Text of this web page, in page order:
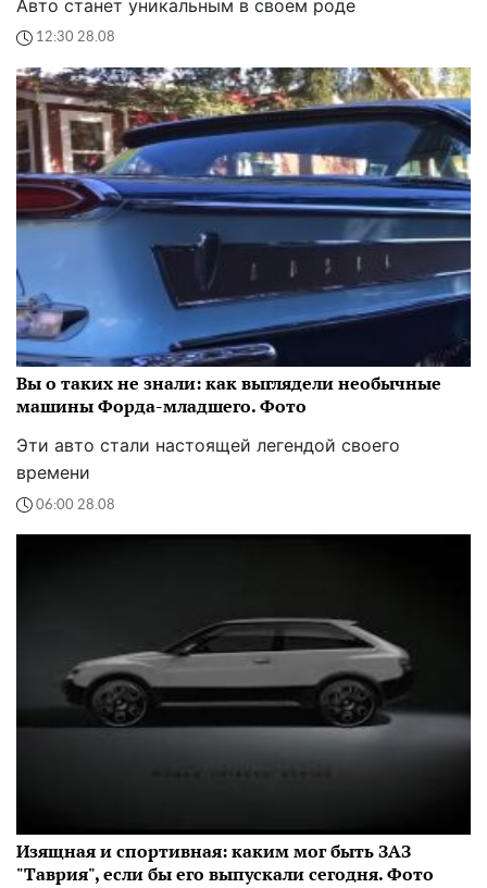
Авто станет уникальным в своем роде
12:30 28.08
Вы о таких не знали: как выглядели необычные
машины Форда-младшего. Фото
Эти авто стали настоящей легендой своего
времени
06:00 28.08
Изящная и спортивная: каким мог быть ЗАЗ
"Таврия", если бы его выпускали сегодня. Фото